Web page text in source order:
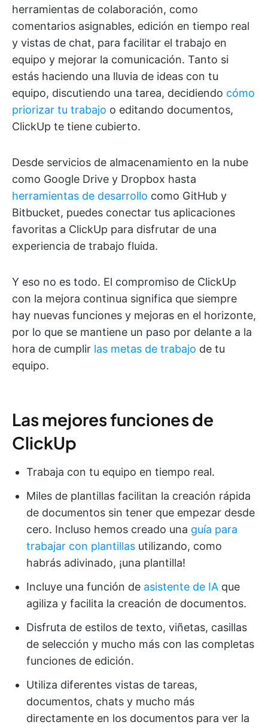
herramientas de colaboración, como
comentarios asignables, edición en tiempo real
y vistas de chat, para facilitar el trabajo en
equipo y mejorar la comunicación. Tanto si
estás haciendo una lluvia de ideas con tu
equipo, discutiendo una tarea, decidiendo cómo
priorizar tu trabajo o editando documentos,
ClickUp te tiene cubierto.
Desde servicios de almacenamiento en la nube
como Google Drive y Dropbox hasta
herramientas de desarrollo como GitHub y
Bitbucket, puedes conectar tus aplicaciones
favoritas a ClickUp para disfrutar de una
experiencia de trabajo fluida.
Y eso no es todo. El compromiso de ClickUp
con la mejora continua significa que siempre
hay nuevas funciones y mejoras en el horizonte,
por lo que se mantiene un paso por delante a la
hora de cumplir las metas de trabajo de tu
equipo.
Las mejores funciones de
ClickUp
Trabaja con tu equipo en tiempo real.
Miles de plantillas facilitan la creación rápida
de documentos sin tener que empezar desde
cero. Incluso hemos creado una guía para
trabajar con plantillas utilizando, como
habrás adivinado, ¡una plantilla!
Incluye una función de asistente de IA que
agiliza y facilita la creación de documentos.
Disfruta de estilos de texto, viñetas, casillas
de selección y mucho más con las completas
funciones de edición.
Utiliza diferentes vistas de tareas,
documentos, chats y mucho más
directamente en los documentos para ver la